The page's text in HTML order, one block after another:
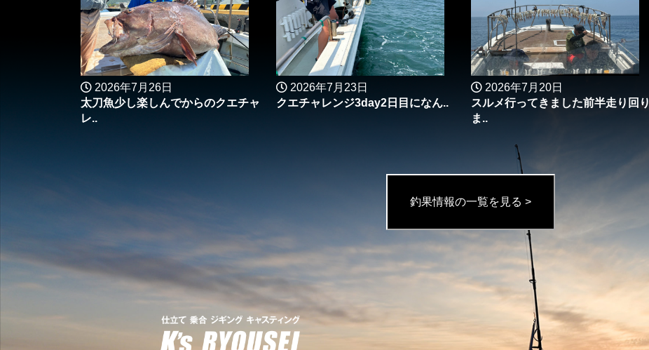
2026年7月26日
太刀魚少し楽しんでからのクエチャ
レ..
2026年7月23日
クエチャレンジ3day2日目になん..
2026年7月20日
スルメ行ってきました前半走り回り
ま..
釣果情報の一覧を見る >